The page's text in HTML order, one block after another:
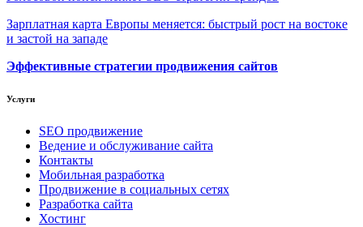
Зарплатная карта Европы меняется: быстрый рост на востоке
и застой на западе
Эффективные стратегии продвижения сайтов
Услуги
SEO продвижение
Ведение и обслуживание сайта
Контакты
Мобильная разработка
Продвижение в социальных сетях
Разработка сайта
Хостинг